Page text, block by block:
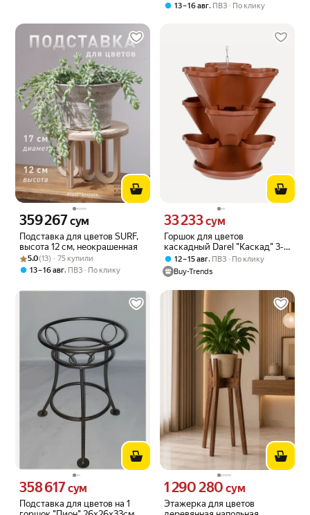
13 – 16 авг, ПВЗ По клику
Подставка для цветов SURF,
высота 12 см, неокрашенная
Цена 359267 сум вместо
359 267сум
Рейтинг товара: 5.0 из 5
Оценок: (13) · 75 купили
5.0(13) · 75 купили
13 – 16 авг, ПВЗ По клику
Горшок для цветов
каскадный Darel "Каскад" 3-
ярусный, подвесной и
напольный, с поддоном и
цепью, пластик, терракот
Цена 33233 сум вместо
33 233сум
12 – 15 авг, ПВЗ
По клику
Buy-Trends
Подставка для цветов на 1
Цена 358617 сум вместо
358 617сум
Этажерка для цветов
Цена 1290280 сум вместо
1 290 280 сум